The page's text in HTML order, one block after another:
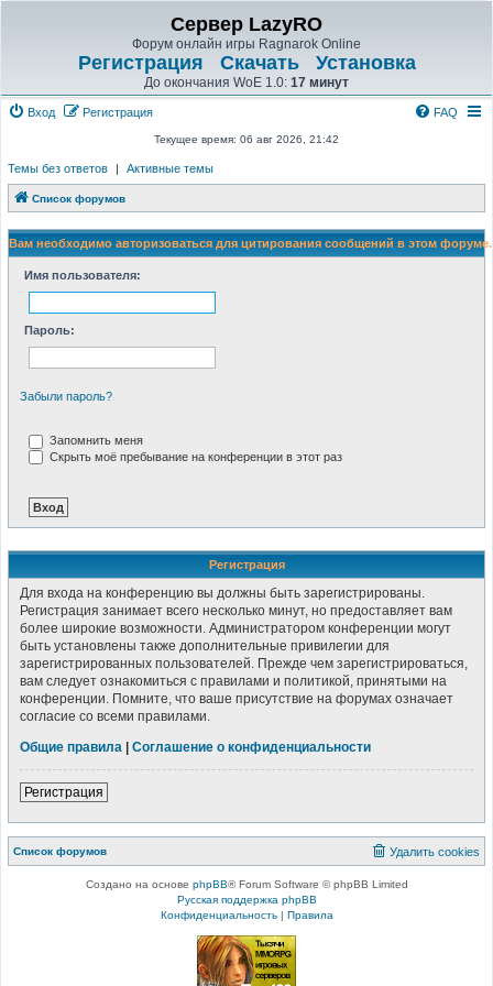
Сервер LazyRO
Форум онлайн игры Ragnarok Online
Регистрация Скачать Установка
До окончания WoE 1.0: 17 минут
Вход Регистрация FAQ
Текущее время: 06 авг 2026, 21:42
Темы без ответов | Активные темы
Список форумов
Вам необходимо авторизоваться для цитирования сообщений в этом форуме.
Имя пользователя:
Пароль:
Забыли пароль?
Запомнить меня
Скрыть моё пребывание на конференции в этот раз
Регистрация
Для входа на конференцию вы должны быть зарегистрированы.
Регистрация занимает всего несколько минут, но предоставляет вам
более широкие возможности. Администратором конференции могут
быть установлены также дополнительные привилегии для
зарегистрированных пользователей. Прежде чем зарегистрироваться,
вам следует ознакомиться с правилами и политикой, принятыми на
конференции. Помните, что ваше присутствие на форумах означает
согласие со всеми правилами.
Общие правила
Соглашение о конфиденциальности
Регистрация
Список форумов Удалить cookies
Создано на основе phpBB® Forum Software © phpBB Limited
Русская поддержка phpBB
Конфиденциальность| Правила